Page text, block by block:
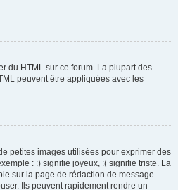
du HTML sur ce forum. La plupart des
peuvent être appliquées avec les
petites images utilisées pour exprimer des
: :) signifie joyeux, :( signifie triste. La
sur la page de rédaction de message.
Ils peuvent rapidement rendre un